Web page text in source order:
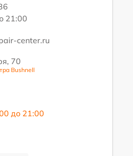
21:00
center.ru
70
Bushnell
до 21:00